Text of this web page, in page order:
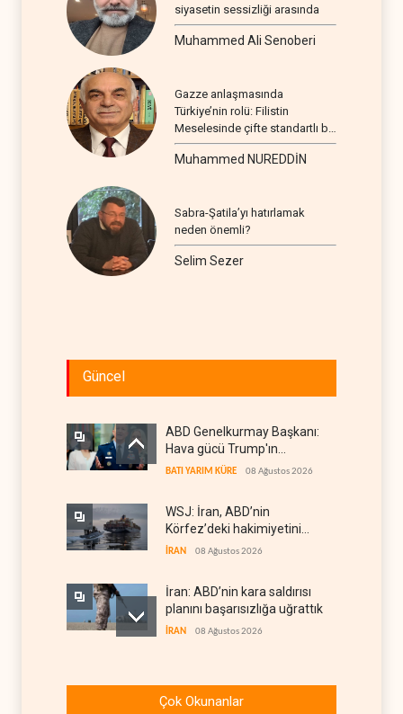
siyasetin sessizliği arasında
Muhammed Ali Senoberi
Gazze anlaşmasında
Türkiye’nin rolü: Filistin
Meselesinde çifte standartlı bir
seyir
Muhammed NUREDDİN
Sabra-Şatila’yı hatırlamak
neden önemli?
Selim Sezer
Güncel
ABD Genelkurmay Başkanı:
Hava gücü Trump'ın
hedeflerine yetmez
BATI YARIM KÜRE 08 Ağustos 2026
WSJ: İran, ABD’nin
Körfez’deki hakimiyetini
sona erdiriyor
İRAN 08 Ağustos 2026
İran: ABD’nin kara saldırısı
planını başarısızlığa uğrattık
İRAN 08 Ağustos 2026
‘silahsızlandırılmasını’ kim
denetleyecek?
Çok Okunanlar